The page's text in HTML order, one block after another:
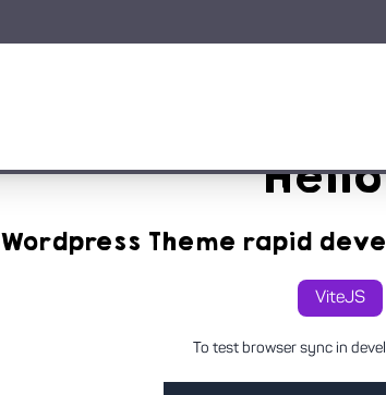
Wordpress Theme rapid
ViteJS
To test browser sync in